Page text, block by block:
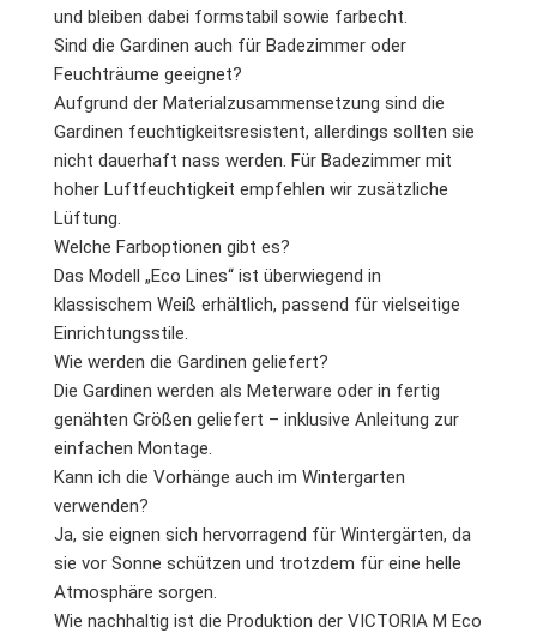
und bleiben dabei formstabil sowie farbecht.
Sind die Gardinen auch für Badezimmer oder
Feuchträume geeignet?
Aufgrund der Materialzusammensetzung sind die
Gardinen feuchtigkeitsresistent, allerdings sollten sie
nicht dauerhaft nass werden. Für Badezimmer mit
hoher Luftfeuchtigkeit empfehlen wir zusätzliche
Lüftung.
Welche Farboptionen gibt es?
Das Modell „Eco Lines“ ist überwiegend in
klassischem Weiß erhältlich, passend für vielseitige
Einrichtungsstile.
Wie werden die Gardinen geliefert?
Die Gardinen werden als Meterware oder in fertig
genähten Größen geliefert – inklusive Anleitung zur
einfachen Montage.
Kann ich die Vorhänge auch im Wintergarten
verwenden?
Ja, sie eignen sich hervorragend für Wintergärten, da
sie vor Sonne schützen und trotzdem für eine helle
Atmosphäre sorgen.
Wie nachhaltig ist die Produktion der VICTORIA M Eco